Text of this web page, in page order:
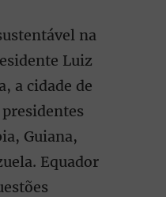
na
Luiz
a cidade de
Guiana,
Equador